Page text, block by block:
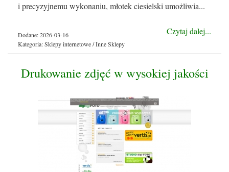
i precyzyjnemu wykonaniu, młotek ciesielski umożliwia...
Czytaj dalej...
Dodane: 2026-03-16
Kategoria: Sklepy internetowe / Inne Sklepy
Drukowanie zdjęć w wysokiej jakości